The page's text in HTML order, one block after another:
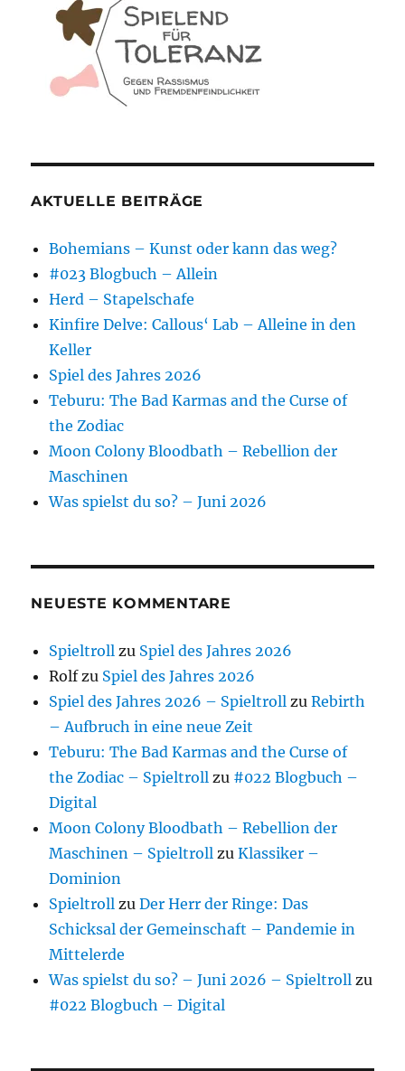
AKTUELLE BEITRÄGE
Bohemians – Kunst oder kann das weg?
#023 Blogbuch – Allein
Herd – Stapelschafe
Kinfire Delve: Callous‘ Lab – Alleine in den
Keller
Spiel des Jahres 2026
Teburu: The Bad Karmas and the Curse of
the Zodiac
Moon Colony Bloodbath – Rebellion der
Maschinen
Was spielst du so? – Juni 2026
NEUESTE KOMMENTARE
Spieltroll zu Spiel des Jahres 2026
Rolfzu Spiel des Jahres 2026
Spiel des Jahres 2026 – Spieltroll zuRebirth
– Aufbruch in eine neue Zeit
Teburu: The Bad Karmas and the Curse of
the Zodiac – Spieltroll zu #022 Blogbuch –
Digital
Moon Colony Bloodbath – Rebellion der
Maschinen – Spieltroll zuKlassiker –
Dominion
Spieltroll zuDer Herr der Ringe: Das
Schicksal der Gemeinschaft – Pandemie in
Mittelerde
Was spielst du so? – Juni 2026 – Spieltroll zu
#022 Blogbuch – Digital